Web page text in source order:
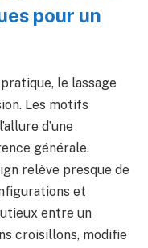
pour un
le lassage
Les motifs
d’une
générale.
relève presque de
et
entre un
croisillons, modifie